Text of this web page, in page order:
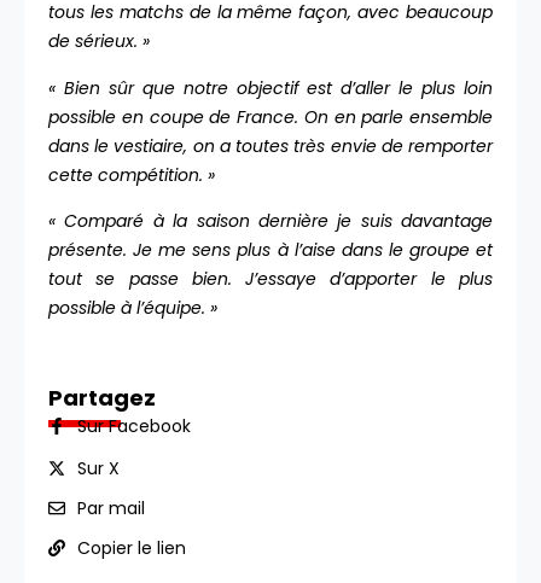
tous les matchs de la même façon, avec beaucoup
de sérieux. »
« Bien sûr que notre objectif est d’aller le plus loin
possible en coupe de France. On en parle ensemble
dans le vestiaire, on a toutes très envie de remporter
cette compétition. »
« Comparé à la saison dernière je suis davantage
présente. Je me sens plus à l’aise dans le groupe et
tout se passe bien. J’essaye d’apporter le plus
possible à l’équipe. »
Partagez
Sur Facebook
Sur X
Par mail
Copier le lien